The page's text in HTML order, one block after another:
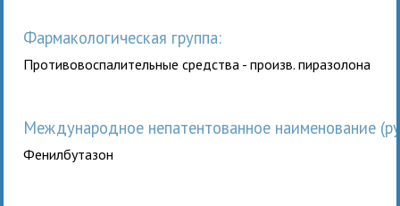
Фармакологическая группа:
Противовоспалительные средства - произв. пиразолона
Международное непатентованное наименование
Фенилбутазон